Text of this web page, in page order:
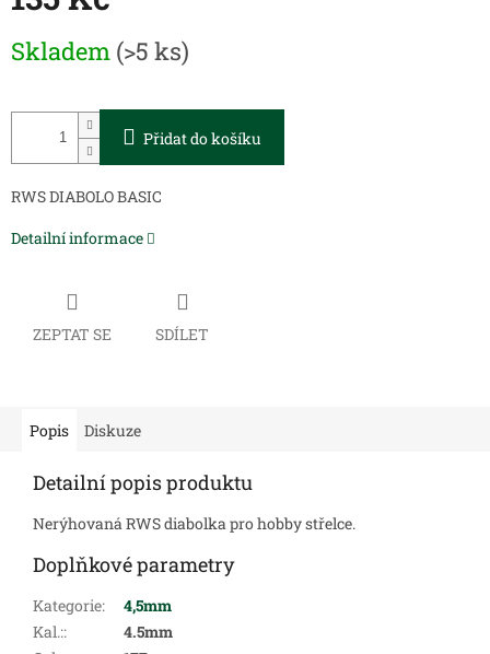
cena:
Skladem (>5 ks)
Přidat do košíku
RWS DIABOLO BASIC
Detailní informace
ZEPTAT SE SDÍLET
Popis Diskuze
Detailní popis produktu
Nerýhovaná RWS diabolka pro hobby střelce.
Doplňkové parametry
Kategorie:
4,5mm
Kal.::
4.5mm